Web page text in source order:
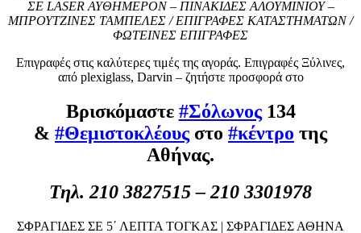
ΣΕ LASER ΑΥΘΗΜΕΡΟΝ – ΠΙΝΑΚΙΔΕΣ ΑΛΟΥΜΙΝΙΟΥ –
ΜΠΡΟΥΤΖΙΝΕΣ ΤΑΜΠΕΛΕΣ / ΕΠΙΓΡΑΦΕΣ ΚΑΤΑΣΤΗΜΑΤΩΝ /
ΦΩΤΕΙΝΕΣ ΕΠΙΓΡΑΦΕΣ
Επιγραφές στις καλύτερες τιμές της αγοράς. Επιγραφές Ξύλινες,
από plexiglass, Darvin – ζητήστε προσφορά στο
Βρισκόμαστε #Σόλωνος134
& #Θεμιστοκλέους στο #κέντρο της
Αθήνας.
Τηλ. 210 3827515 – 210 3301978
ΣΦΡΑΓΙΔΕΣ ΣΕ 5΄ ΛΕΠΤΑ ΤΟΓΚΑΣ | ΣΦΡΑΓΙΔΕΣ ΑΘΗΝΑ